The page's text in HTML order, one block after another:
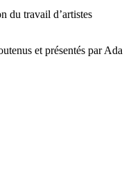
du travail d’artistes
et présentés par Ada